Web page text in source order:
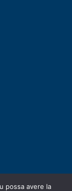
possa avere la